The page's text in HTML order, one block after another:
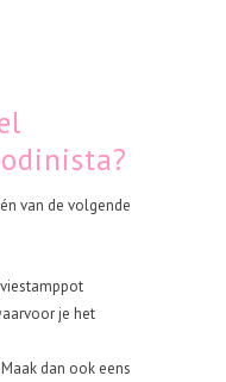
van de volgende
je het
dan ook eens